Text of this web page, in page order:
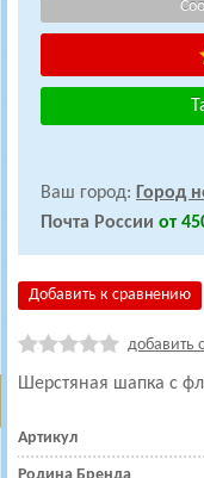
Ваш город: Город
Почта России от
Добавить к сравнению
добавить
Шерстяная шапка с
Артикул